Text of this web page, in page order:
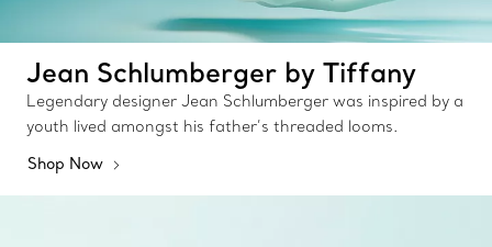
Jean Schlumberger by Tiffany
Legendary designer Jean Schlumberger was inspired by a
youth lived amongst his father’s threaded looms.
Shop Now